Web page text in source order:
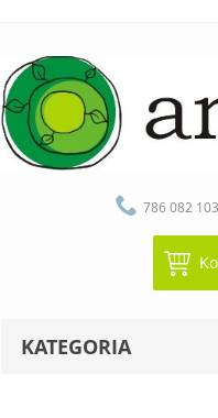
786 082 103
KATEGORIA